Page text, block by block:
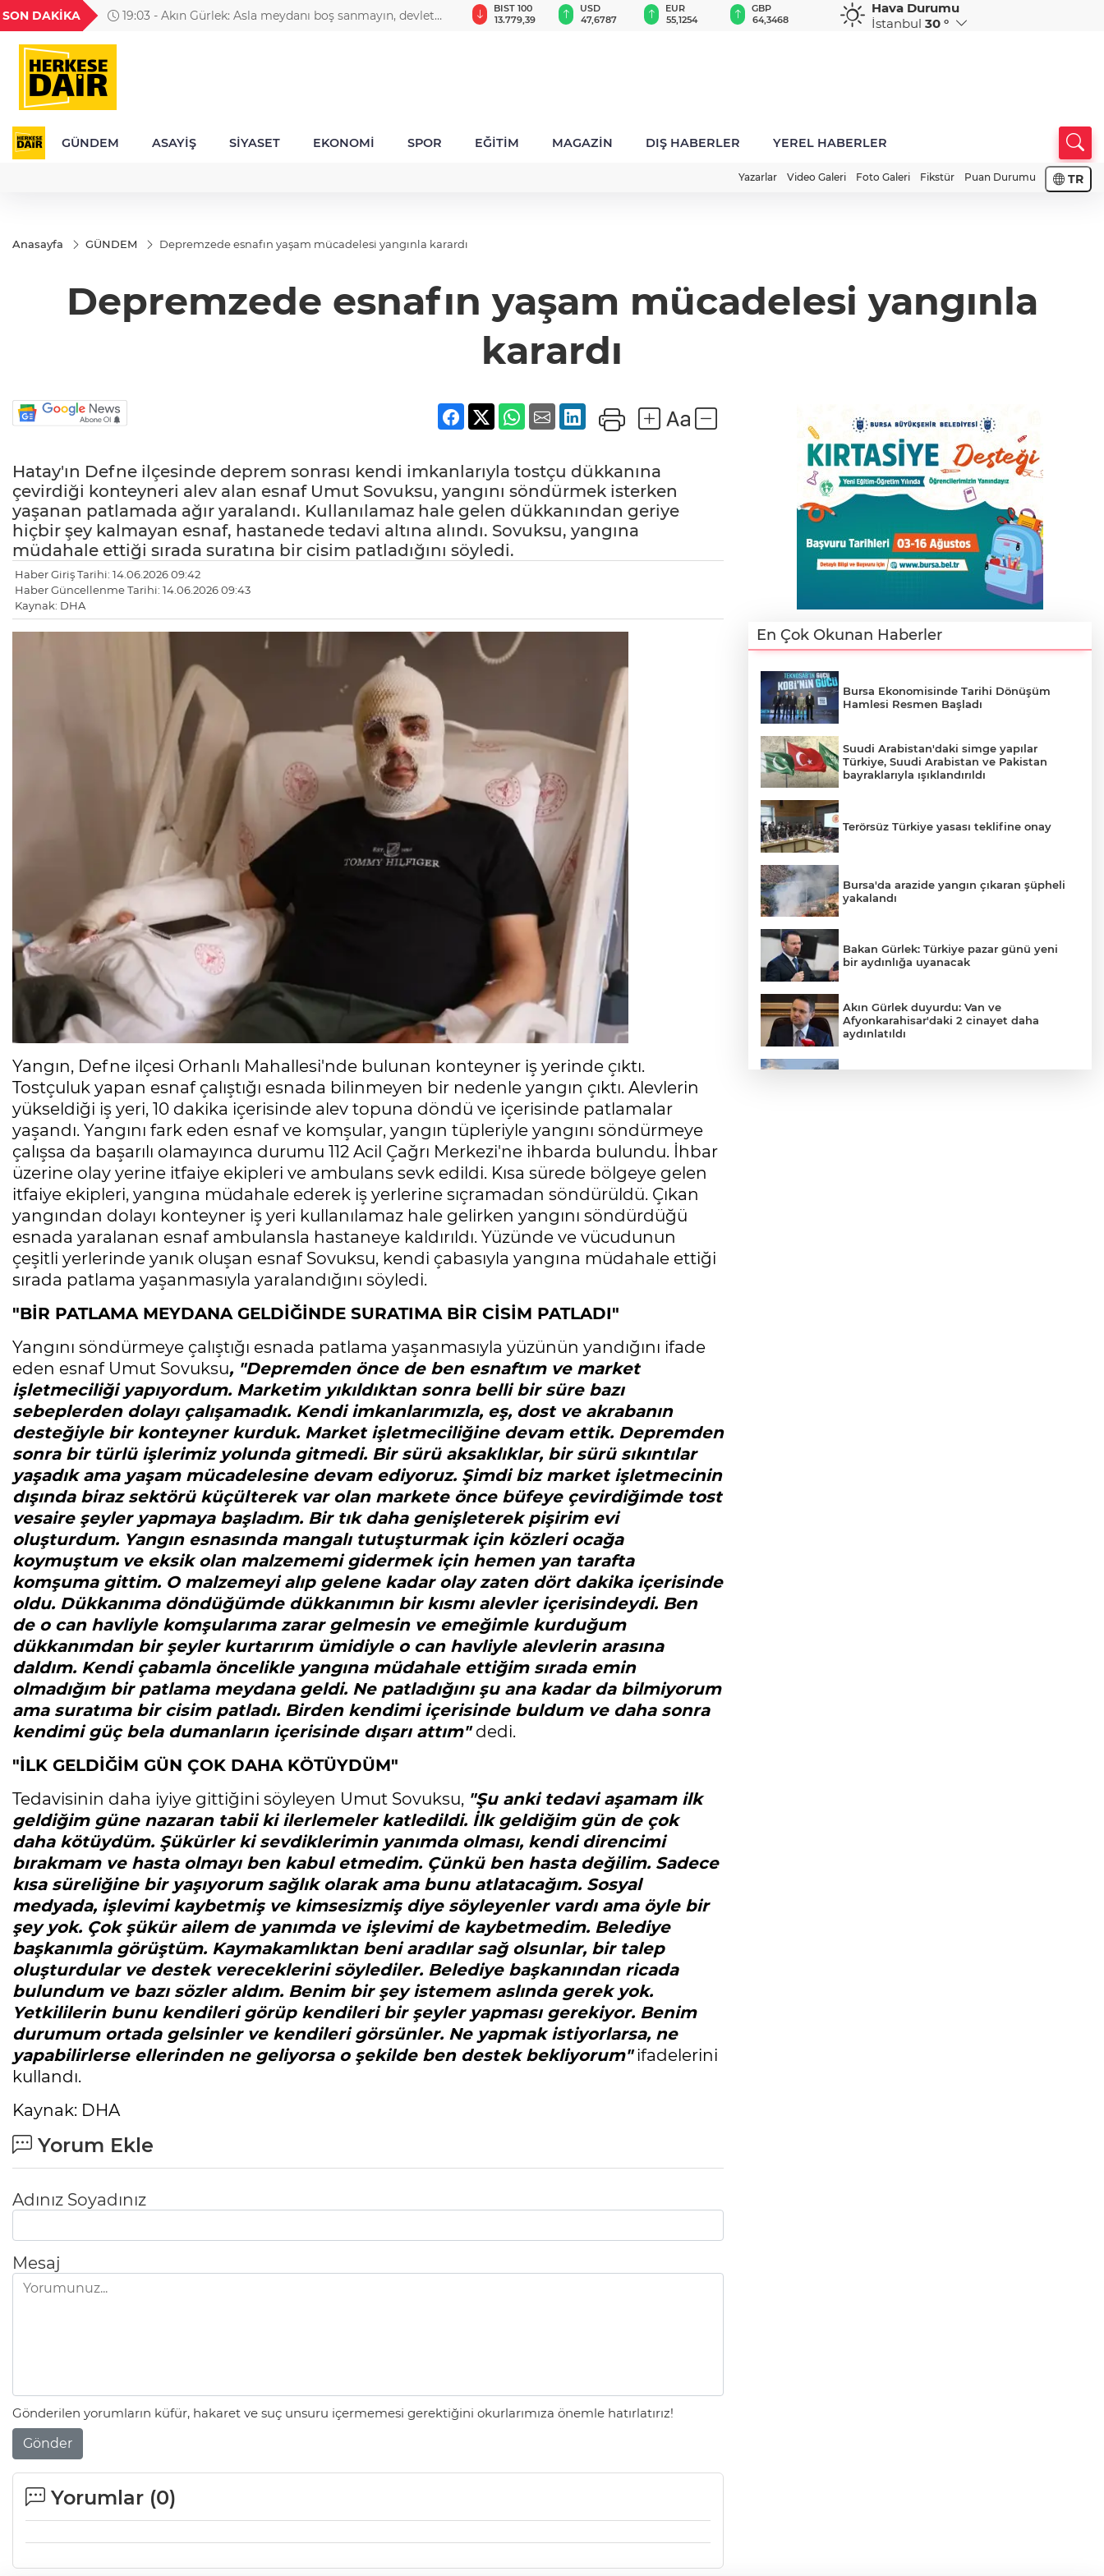
SON DAKİKA
19:03 - Akın Gürlek: Asla meydanı boş sanmayın, devlet
18,2677
TND
16,3788
BGN
27,9743
0,0018
GAU/TRY
6.660,55
BIST 100
13.779,39
USD
47,6787
EUR
55,1254
GBP
64,3468
CHF
59,0083
CAD
34,1883
Hava Durumu
İstanbul 30 °
GÜNDEM ASAYİŞ SİYASET EKONOMİ SPOR EĞİTİM MAGAZİN DIŞ HABERLER YEREL HABERLER
Yazarlar Video Galeri Foto Galeri Fikstür Puan Durumu TR
Anasayfa GÜNDEM Depremzede esnafın yaşam mücadelesi yangınla karardı
Depremzede esnafın yaşam mücadelesi yangınla
karardı
Hatay'ın Defne ilçesinde deprem sonrası kendi imkanlarıyla tostçu dükkanına
çevirdiği konteyneri alev alan esnaf Umut Sovuksu, yangını söndürmek isterken
yaşanan patlamada ağır yaralandı. Kullanılamaz hale gelen dükkanından geriye
hiçbir şey kalmayan esnaf, hastanede tedavi altına alındı. Sovuksu, yangına
müdahale ettiği sırada suratına bir cisim patladığını söyledi.
Haber Giriş Tarihi: 14.06.2026 09:42
Haber Güncellenme Tarihi: 14.06.2026 09:43
Kaynak: DHA
Yangın, Defne ilçesi Orhanlı Mahallesi'nde bulunan konteyner iş yerinde çıktı.
Tostçuluk yapan esnaf çalıştığı esnada bilinmeyen bir nedenle yangın çıktı. Alevlerin
yükseldiği iş yeri, 10 dakika içerisinde alev topuna döndü ve içerisinde patlamalar
yaşandı. Yangını fark eden esnaf ve komşular, yangın tüpleriyle yangını söndürmeye
çalışsa da başarılı olamayınca durumu 112 Acil Çağrı Merkezi'ne ihbarda bulundu. İhbar
üzerine olay yerine itfaiye ekipleri ve ambulans sevk edildi. Kısa sürede bölgeye gelen
itfaiye ekipleri, yangına müdahale ederek iş yerlerine sıçramadan söndürüldü. Çıkan
yangından dolayı konteyner iş yeri kullanılamaz hale gelirken yangını söndürdüğü
esnada yaralanan esnaf ambulansla hastaneye kaldırıldı. Yüzünde ve vücudunun
çeşitli yerlerinde yanık oluşan esnaf Sovuksu, kendi çabasıyla yangına müdahale ettiği
sırada patlama yaşanmasıyla yaralandığını söyledi.
"BİR PATLAMA MEYDANA GELDİĞİNDE SURATIMA BİR CİSİM PATLADI"
Yangını söndürmeye çalıştığı esnada patlama yaşanmasıyla yüzünün yandığını ifade
eden esnaf Umut Sovuksu, "Depremden önce de ben esnaftım ve market
işletmeciliği yapıyordum. Marketim yıkıldıktan sonra belli bir süre bazı
sebeplerden dolayı çalışamadık. Kendi imkanlarımızla, eş, dost ve akrabanın
desteğiyle bir konteyner kurduk. Market işletmeciliğine devam ettik. Depremden
sonra bir türlü işlerimiz yolunda gitmedi. Bir sürü aksaklıklar, bir sürü sıkıntılar
yaşadık ama yaşam mücadelesine devam ediyoruz. Şimdi biz market işletmecinin
dışında biraz sektörü küçülterek var olan markete önce büfeye çevirdiğimde tost
vesaire şeyler yapmaya başladım. Bir tık daha genişleterek pişirim evi
oluşturdum. Yangın esnasında mangalı tutuşturmak için közleri ocağa
koymuştum ve eksik olan malzememi gidermek için hemen yan tarafta
komşuma gittim. O malzemeyi alıp gelene kadar olay zaten dört dakika içerisinde
oldu. Dükkanıma döndüğümde dükkanımın bir kısmı alevler içerisindeydi. Ben
de o can havliyle komşularıma zarar gelmesin ve emeğimle kurduğum
dükkanımdan bir şeyler kurtarırım ümidiyle o can havliyle alevlerin arasına
daldım. Kendi çabamla öncelikle yangına müdahale ettiğim sırada emin
olmadığım bir patlama meydana geldi. Ne patladığını şu ana kadar da bilmiyorum
ama suratıma bir cisim patladı. Birden kendimi içerisinde buldum ve daha sonra
kendimi güç bela dumanların içerisinde dışarı attım"dedi.
"İLK GELDİĞİM GÜN ÇOK DAHA KÖTÜYDÜM"
Tedavisinin daha iyiye gittiğini söyleyen Umut Sovuksu, "Şu anki tedavi aşamam ilk
geldiğim güne nazaran tabii ki ilerlemeler katledildi. İlk geldiğim gün de çok
daha kötüydüm. Şükürler ki sevdiklerimin yanımda olması, kendi direncimi
bırakmam ve hasta olmayı ben kabul etmedim. Çünkü ben hasta değilim. Sadece
kısa süreliğine bir yaşıyorum sağlık olarak ama bunu atlatacağım. Sosyal
medyada, işlevimi kaybetmiş ve kimsesizmiş diye söyleyenler vardı ama öyle bir
şey yok. Çok şükür ailem de yanımda ve işlevimi de kaybetmedim. Belediye
başkanımla görüştüm. Kaymakamlıktan beni aradılar sağ olsunlar, bir talep
oluşturdular ve destek vereceklerini söylediler. Belediye başkanından ricada
bulundum ve bazı sözler aldım. Benim bir şey istemem aslında gerek yok.
Yetkililerin bunu kendileri görüp kendileri bir şeyler yapması gerekiyor. Benim
durumum ortada gelsinler ve kendileri görsünler. Ne yapmak istiyorlarsa, ne
yapabilirlerse ellerinden ne geliyorsa o şekilde ben destek bekliyorum"ifadelerini
kullandı.
Kaynak: DHA
Yorum Ekle
Adınız Soyadınız
Mesaj
Gönderilen yorumların küfür, hakaret ve suç unsuru içermemesi gerektiğini okurlarımıza önemle hatırlatırız!
Gönder
Yorumlar (0)
En Çok Okunan Haberler
Bursa Ekonomisinde Tarihi Dönüşüm
Hamlesi Resmen Başladı
Suudi Arabistan'daki simge yapılar
Türkiye, Suudi Arabistan ve Pakistan
bayraklarıyla ışıklandırıldı
Terörsüz Türkiye yasası teklifine onay
Bursa'da arazide yangın çıkaran şüpheli
yakalandı
Bakan Gürlek: Türkiye pazar günü yeni
bir aydınlığa uyanacak
Akın Gürlek duyurdu: Van ve
Afyonkarahisar'daki 2 cinayet daha
aydınlatıldı